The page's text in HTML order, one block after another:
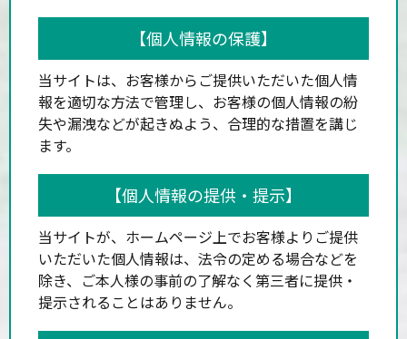
【個人情報の保護】
当サイトは、お客様からご提供いただいた個人情
報を適切な方法で管理し、お客様の個人情報の紛
失や漏洩などが起きぬよう、合理的な措置を講じ
ます。
【個人情報の提供・提示】
当サイトが、ホームページ上でお客様よりご提供
いただいた個人情報は、法令の定める場合などを
除き、ご本人様の事前の了解なく第三者に提供・
提示されることはありません。